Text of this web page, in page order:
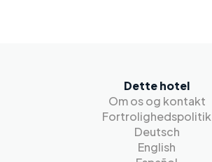
Dette hotel
Om os og kontakt
Fortrolighedspolitik
Deutsch
English